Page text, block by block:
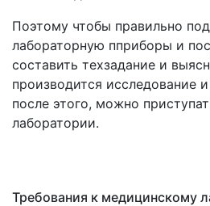
Поэтому чтобы правильно
лабораторную пприборы и
составить техзадание и
производится исследование
после этого, можно
лаборатории.
Требования к медицинскому